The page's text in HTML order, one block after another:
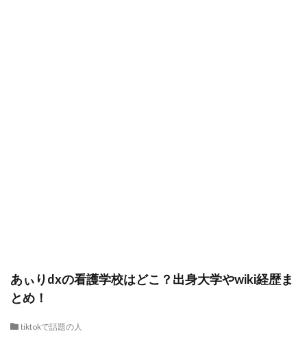
あぃりdxの看護学校はどこ？出身大学やwiki経歴ま
とめ！
tiktokで話題の人